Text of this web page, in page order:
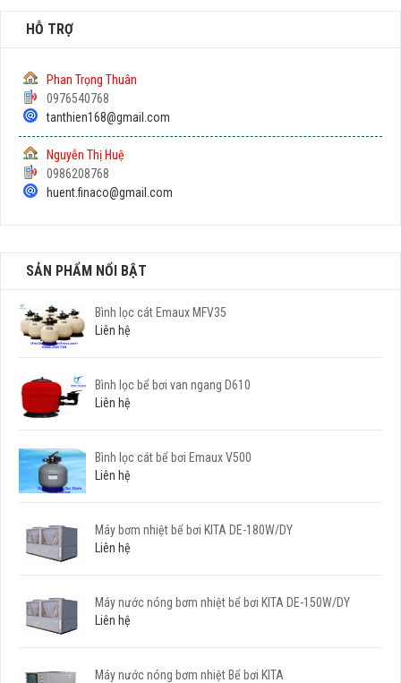
HỖ TRỢ
Phan Trọng Thuân
0976540768
tanthien168@gmail.com
Nguyễn Thị Huệ
0986208768
huent.finaco@gmail.com
SẢN PHẨM NỔI BẬT
Bình lọc cát Emaux MFV35
Liên hệ
Bình lọc bể bơi van ngang D610
Liên hệ
Bình lọc cát bể bơi Emaux V500
Liên hệ
Máy bơm nhiệt bể bơi KITA DE-180W/DY
Liên hệ
Máy nước nóng bơm nhiệt bể bơi KITA DE-150W/DY
Liên hệ
Máy nước nóng bơm nhiệt Bể bơi KITA